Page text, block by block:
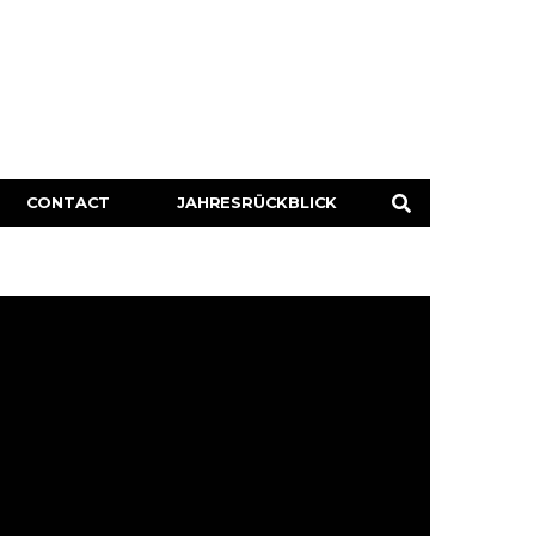
CONTACT JAHRESRÜCKBLICK